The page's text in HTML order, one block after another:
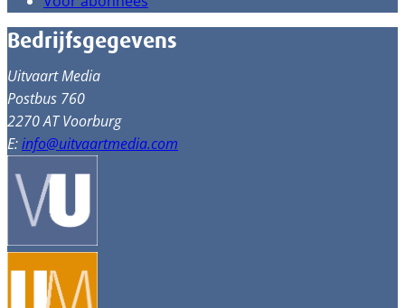
Bedrijfsgegevens
Uitvaart Media
Postbus 760
2270 AT Voorburg
E:info@uitvaartmedia.com